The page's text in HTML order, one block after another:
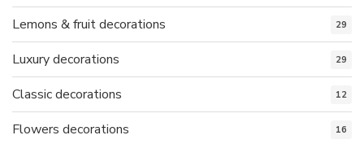
Lemons & fruit decorations 29
Luxury decorations 29
Classic decorations 12
Flowers decorations 16